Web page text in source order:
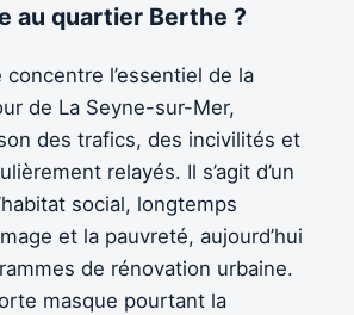
au quartier Berthe ?
l’essentiel de la
de La Seyne-sur-Mer,
des trafics, des incivilités et
relayés. Il s’agit d’un
social, longtemps
et la pauvreté, aujourd’hui
de rénovation urbaine.
masque pourtant la